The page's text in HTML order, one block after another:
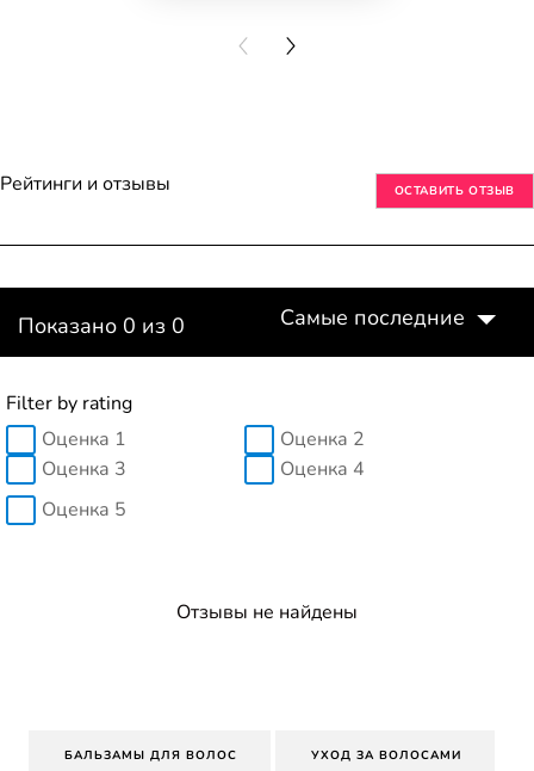
PREVIOUS CARD
NEXT CARD
Рейтинги и отзывы ОСТАВИТЬ ОТЗЫВ
Показано 0 из 0 Самые последние
Filter by rating
Оценка 1
Оценка 2
Оценка 3
Оценка 4
Оценка 5
Отзывы не найдены
БАЛЬЗАМЫ ДЛЯ ВОЛОС УХОД ЗА ВОЛОСАМИ